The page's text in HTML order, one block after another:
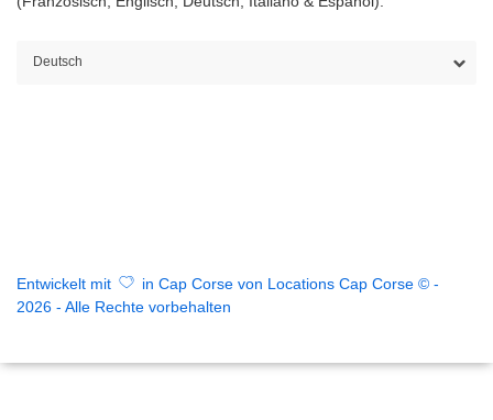
Entwickelt mit
in Cap Corse von Locations Cap Corse © -
2026 - Alle Rechte vorbehalten